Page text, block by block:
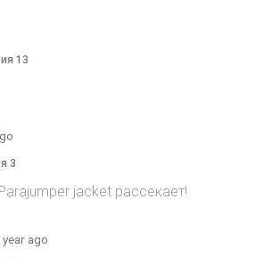
13
3
jacket рассекает!
year ago